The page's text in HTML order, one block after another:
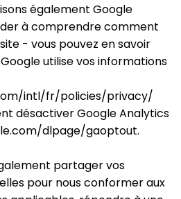
également Google
à comprendre comment
- vous pouvez en savoir
utilise vos informations
intl/fr/policies/privacy/
désactiver Google Analytics
dlpage/gaoptout.
partager vos
pour nous conformer aux